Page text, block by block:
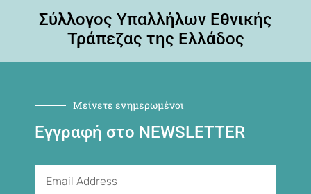
Σύλλογος Υπαλλήλων Εθνικής
Τράπεζας της Ελλάδος
Μείνετε ενημερωμένοι
Εγγραφή στο NEWSLETTER